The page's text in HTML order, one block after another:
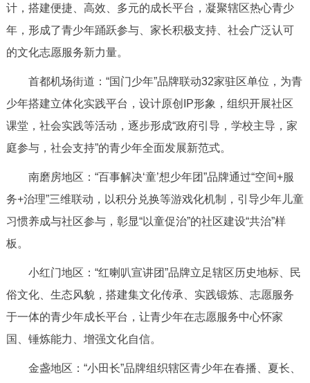
计，搭建便捷、高效、多元的成长平台，凝聚辖区热心青少
年，形成了青少年踊跃参与、家长积极支持、社会广泛认可
的文化志愿服务新力量。
首都机场街道：“国门少年”品牌联动32家驻区单位，为青
少年搭建立体化实践平台，设计原创IP形象，组织开展社区
课堂，社会实践等活动，逐步形成“政府引导，学校主导，家
庭参与，社会支持”的青少年全面发展新范式。
南磨房地区：“百事解决‘童’想少年团”品牌通过“空间+服
务+治理”三维联动，以积分兑换等游戏化机制，引导少年儿童
习惯养成与社区参与，彰显“以童促治”的社区建设“共治”样
板。
小红门地区：“红喇叭宣讲团”品牌立足辖区历史地标、民
俗文化、生态风貌，搭建集文化传承、实践锻炼、志愿服务
于一体的青少年成长平台，让青少年在志愿服务中心怀家
国、锤炼能力、增强文化自信。
金盏地区：“小田长”品牌组织辖区青少年在春播、夏长、